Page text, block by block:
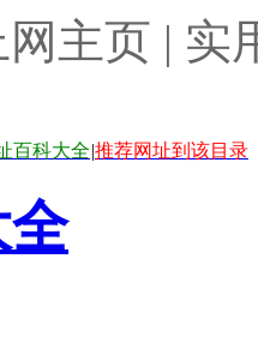
主页 | 实
百科大全|推荐网址到该目录